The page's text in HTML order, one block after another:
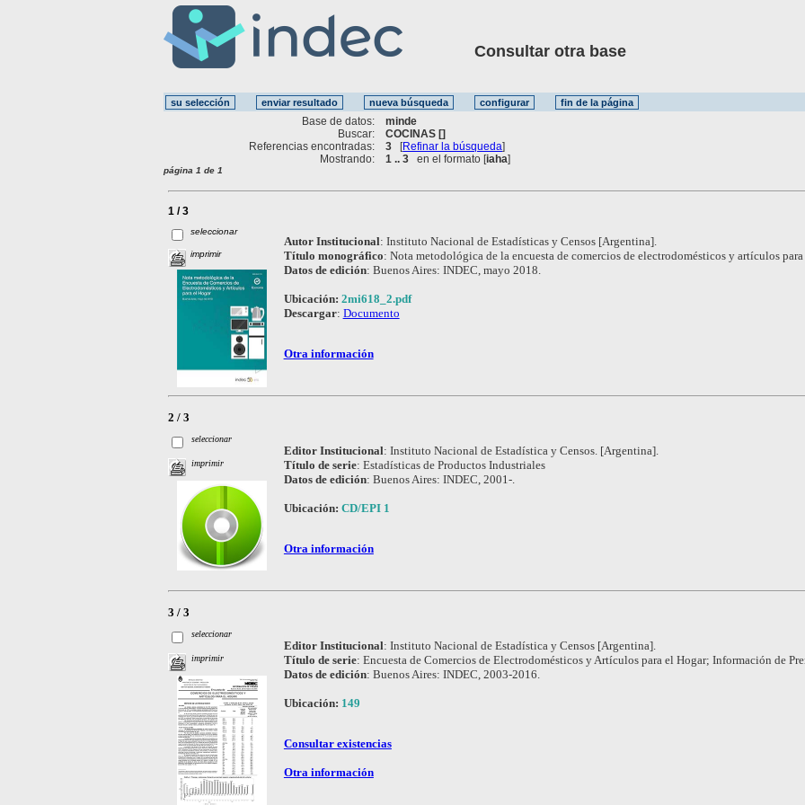
Consultar otra base
Base de datos:
minde
Buscar:
COCINAS []
Referencias encontradas:
3 [Refinar la búsqueda]
Mostrando:
1 .. 3 en el formato [iaha]
página 1 de 1
1 / 3
seleccionar
imprimir
Autor Institucional: Instituto Nacional de Estadísticas y Censos [Argentina].
Título monográfico: Nota metodológica de la encuesta de comercios de electrodomésticos y artículos
Datos de edición: Buenos Aires: INDEC, mayo 2018.
Ubicación: 2mi618_2.pdf
Descargar: Documento
Otra información
2 / 3
seleccionar
imprimir
Editor Institucional: Instituto Nacional de Estadística y Censos. [Argentina].
Título de serie: Estadísticas de Productos Industriales
Datos de edición: Buenos Aires: INDEC, 2001-.
Ubicación: CD/EPI 1
Otra información
3 / 3
seleccionar
imprimir
Editor Institucional: Instituto Nacional de Estadística y Censos [Argentina].
Título de serie: Encuesta de Comercios de Electrodomésticos y Artículos para el Hogar; Información de
Datos de edición: Buenos Aires: INDEC, 2003-2016.
Ubicación: 149
Consultar existencias
Otra información